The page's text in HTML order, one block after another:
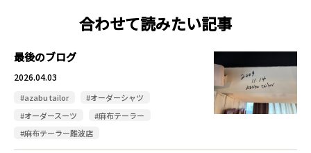
合わせて読みたい記事
最後のブログ
2026.04.03
#azabu tailor
#オーダーシャツ
#オーダースーツ
#麻布テーラー
#麻布テーラー難波店